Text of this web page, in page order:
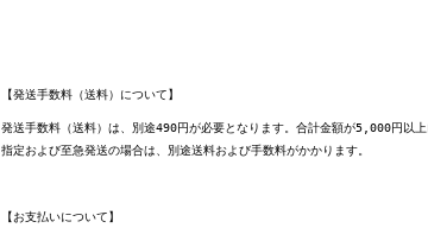
【発送手数料（送料）について】
発送手数料（送料）は、別途490円が必要となります。合計金額が5,000円以
指定および至急発送の場合は、別途送料および手数料がかかります。
【お支払いについて】